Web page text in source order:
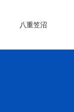
八重笠沼